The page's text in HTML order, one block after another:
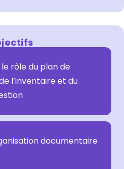
rôle du plan de
l’inventaire et du
documentaire